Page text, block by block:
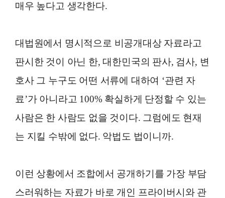
매우 높다고 생각한다.
대법원에서 명시적으로 비공개대상 자료라고
판시한 것이 아닌 한, 대한민국의 판사, 검사, 변
호사 그 누구도 어떤 서류에 대하여 ‘관련 자
료’가 아니라고 100% 확실하게 단정할 수 있는
사람은 한 사람도 없을 것이다. 그럼에도 현재
는 지킬 수밖에 없다. 악법도 법이니까.
이런 상황에서 조합에서 공개하기를 가장 부담
스러워하는 자료가 바로 개인 프라이버시와 관